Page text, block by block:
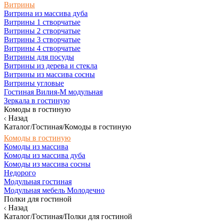
Витрины
Витрина из массива дуба
Витрины 1 створчатые
Витрины 2 створчатые
Витрины 3 створчатые
Витрины 4 створчатые
Витрины для посуды
Витрины из дерева и стекла
Витрины из массива сосны
Витрины угловые
Гостиная Вилия-М модульная
Зеркала в гостиную
Комоды в гостиную
Назад
Каталог/Гостиная/Комоды в гостиную
Комоды в гостиную
Комоды из массива
Комоды из массива дуба
Комоды из массива сосны
Недорого
Модульная гостиная
Модульная мебель Молодечно
Полки для гостиной
Назад
Каталог/Гостиная/Полки для гостиной